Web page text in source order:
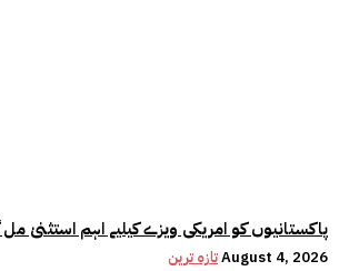
پاکستانیوں کو امریکی ویزے کیلیے اہم استثنیٰ مل
تازہ ترینAugust 4, 2026